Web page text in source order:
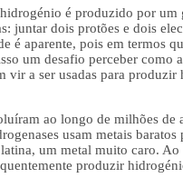
é produzido por um
juntar dois protões e dois
é aparente, pois em termos
um desafio perceber como
vir a ser usadas para
ao longo de milhões de
usam metais
um metal muito caro.
produzir